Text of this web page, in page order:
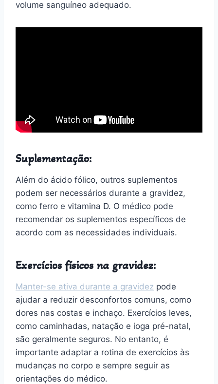
volume sanguíneo adequado.
Suplementação:
Além do ácido fólico, outros suplementos
podem ser necessários durante a gravidez,
como ferro e vitamina D. O médico pode
recomendar os suplementos específicos de
acordo com as necessidades individuais.
Exercícios físicos na gravidez:
Manter-se ativa durante a gravidez pode
ajudar a reduzir desconfortos comuns, como
dores nas costas e inchaço. Exercícios leves,
como caminhadas, natação e ioga pré-natal,
são geralmente seguros. No entanto, é
importante adaptar a rotina de exercícios às
mudanças no corpo e sempre seguir as
orientações do médico.